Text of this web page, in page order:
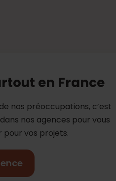
en France
nos préoccupations, c’est
nos agences pour vous
vos projets.